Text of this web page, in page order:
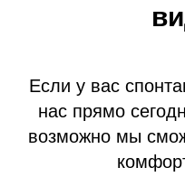
Если у вас
нас прямо
возможно мы